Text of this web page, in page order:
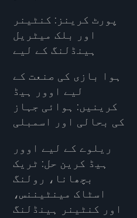
پورٹ کرینز: کنٹینر
اور بلک میٹریل
ہینڈلنگ کے لیے
ہوا بازی کی صنعت کے
لیے اوور ہیڈ
کرینیں: ہوائی جہاز
کی بحالی اور اسمبلی
ریلوے کے لیے اوور
ہیڈ کرین حل: ٹریک
بچھانا، رولنگ
اسٹاک مینٹیننس،
اور کنٹینر ہینڈلنگ